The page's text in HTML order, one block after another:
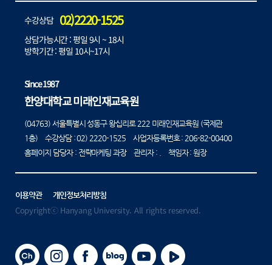
수강상담 02)2220-1525
상담가능시간 : 평일 9시 ~ 18시
방학기간 : 평일 10시~17시
Since 1987
한양대학교 미래인재교육원
(04763) 서울특별시 성동구 왕십리로 222 미래인재교육원 (국제관
1층) 수강상담 :02) 2220-1525사업자등록번호 : 206-82-00400
홈페이지 담당자 : 전략마케팅 과장 관리자 : . 책임자 : 원장
이용약관 개인정보처리방침
Copyrightⓒ Hanyang University. All rights reserved.
카카오채널인스타그램
페이스북블로그유튜브플레이